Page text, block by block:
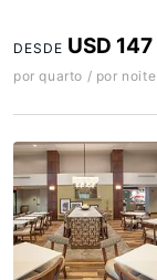
DESDE USD 147
por quarto / por noite